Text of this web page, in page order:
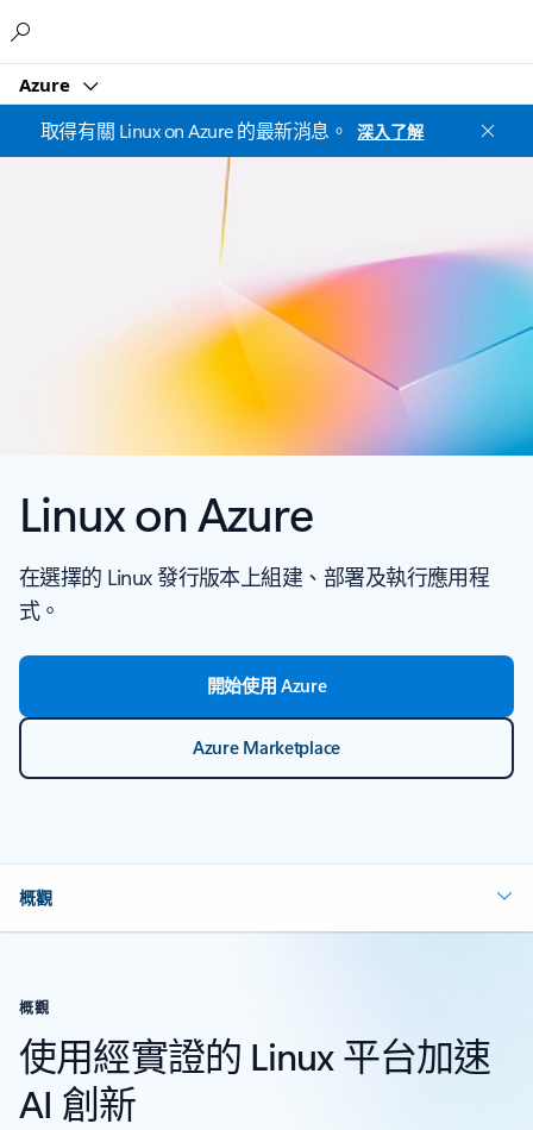
Azure
取得有關 Linux on Azure 的最新消息。 深入了解
Linux on Azure
在選擇的 Linux 發行版本上組建、部署及執行應用程
式。
開始使用 Azure
Azure Marketplace
概觀
概觀
使用經實證的 Linux 平台加速
AI 創新